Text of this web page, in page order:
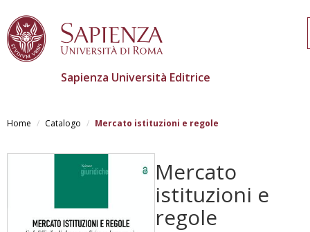
contenuto
Sapienza Università Editrice
Home Catalogo Mercato istituzioni e regole
Mercato
istituzioni e
regole